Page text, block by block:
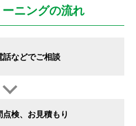
ニングの流れ
話などでご相談
検、お見積もり